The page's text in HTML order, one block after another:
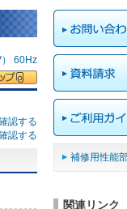
60Hz
認する
認する
補修用性能
関連リンク